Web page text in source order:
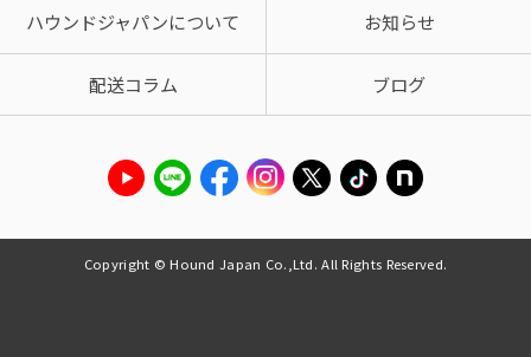
ハウンドジャパンについて お知らせ
配送コラム ブログ
Copyright © Hound Japan Co.,Ltd. All Rights Reserved.